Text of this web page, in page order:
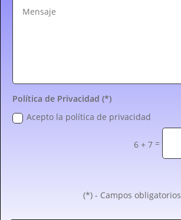
Política de Privacidad (*)
Acepto la política de privacidad
6 + 7 =
(*) - Campos obligatorios